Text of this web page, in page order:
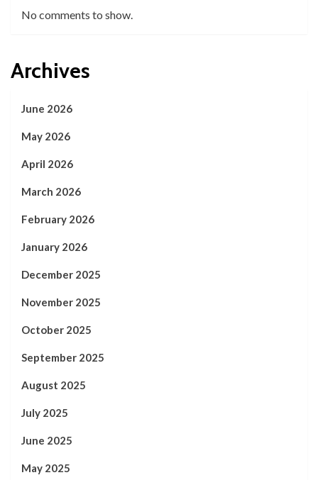
No comments to show.
Archives
June 2026
May 2026
April 2026
March 2026
February 2026
January 2026
December 2025
November 2025
October 2025
September 2025
August 2025
July 2025
June 2025
May 2025